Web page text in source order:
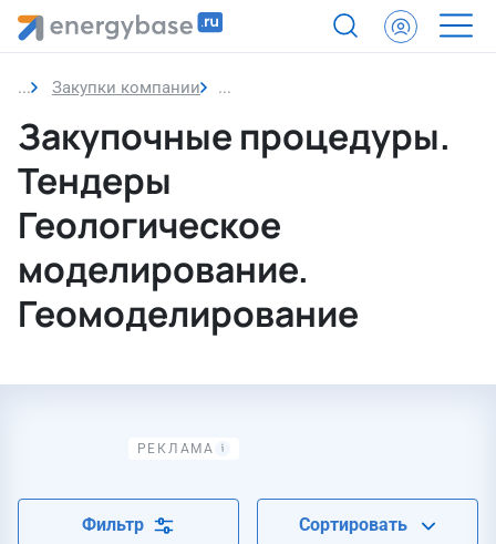
Закупки компании Геологическое моделирование.
Закупочные процедуры.
Тендеры
Геологическое
моделирование.
Геомоделирование
Фильтр Сортировать